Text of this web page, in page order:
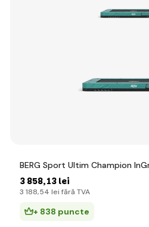
BERG Sport Ultim Champion
3 858,13 lei
3 188,54 lei fără TVA
+ 838 puncte